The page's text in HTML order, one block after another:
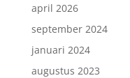
april 2026
september 2024
januari 2024
augustus 2023